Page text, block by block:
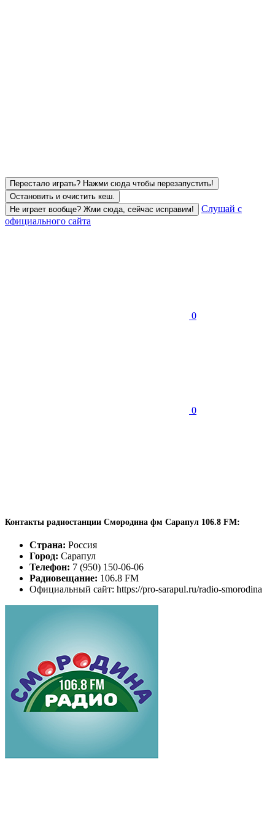
Перестало играть? Нажми сюда чтобы перезапустить!
Остановить и очистить кеш.
Не играет вообще? Жми сюда, сейчас исправим!
Слушай с
официального сайта
0
0
Контакты радиостанции Смородина фм Сарапул 106.8 FM:
Страна: Россия
Город: Сарапул
Телефон: 7 (950) 150-06-06
Радиовещание: 106.8 FM
Официальный сайт: https://pro-sarapul.ru/radio-smorodina